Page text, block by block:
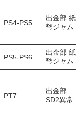
PS4-PS5
出金部 紙
幣ジャム
PS5-PS6
出金部 紙
幣ジャム
PT7
出金部
SD2異常